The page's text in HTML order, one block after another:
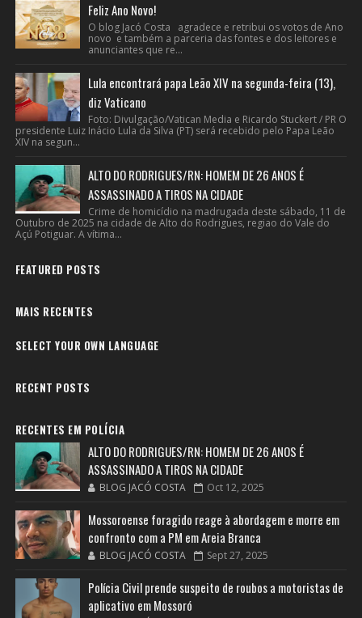
Feliz Ano Novo!
O blog Jacó Costa agradece e retribui os votos de Ano
novo e também a parceria das fontes e dos leitores e
anunciantes que re...
Lula encontrará papa Leão XIV na segunda-feira (13),
diz Vaticano
Foto: Divulgação/Vatican Media e Ricardo Stuckert / PR O
presidente Luiz Inácio Lula da Silva (PT) será recebido pelo Papa Leão
XIV na segun...
ALTO DO RODRIGUES/RN: HOMEM DE 26 ANOS É
ASSASSINADO A TIROS NA CIDADE
Crime de homicídio na madrugada deste sábado, 11 de
Outubro de 2025 na cidade de Alto do Rodrigues, regiao do Vale do
Açú Potiguar. A vítima...
FEATURED POSTS
MAIS RECENTES
SELECT YOUR OWN LANGUAGE
RECENT POSTS
RECENTES EM POLÍCIA
ALTO DO RODRIGUES/RN: HOMEM DE 26 ANOS É
ASSASSINADO A TIROS NA CIDADE
BLOG JACÓ COSTA Oct 12, 2025
Mossoroense foragido reage à abordagem e morre em
confronto com a PM em Areia Branca
BLOG JACÓ COSTA Sept 27, 2025
Polícia Civil prende suspeito de roubos a motoristas de
aplicativo em Mossoró